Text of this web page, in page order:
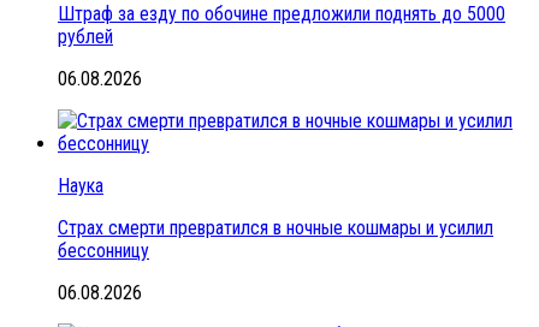
Штраф за езду по обочине предложили поднять до 5000
рублей
06.08.2026
Наука
Страх смерти превратился в ночные кошмары и усилил
бессонницу
06.08.2026